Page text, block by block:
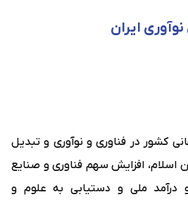
ایران
کشور در فناوری و نوآوری و تبدیل
اسلام، افزایش سهم فناوری و صنایع
درآمد ملی و دستیابی به علوم و